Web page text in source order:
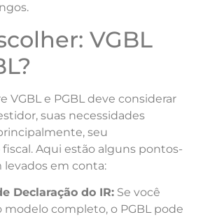
VGBL
VGBL e PGBL deve considerar
suas necessidades
seu
Aqui estão alguns pontos-
levados em conta:
Declaração do IR: Se você
modelo completo, o PGBL pode